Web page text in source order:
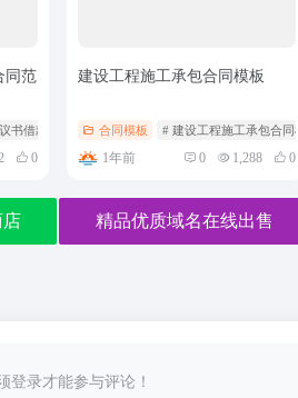
同范
书借款合同范本
0
建设工程施工承包合同模板
合同模板 # 建设工程施工承包合同
1年前 0 1,288 0
店 精品优质域名在线出售
登录才能参与评论！